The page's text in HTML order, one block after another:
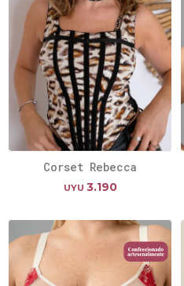
Corset Rebecca
UYU 3.190